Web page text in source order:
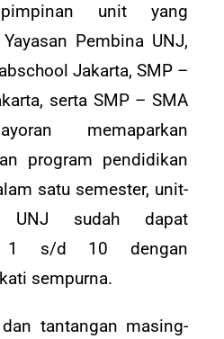
pimpinan unit yang
Pembina UNJ,
Jakarta, SMP –
serta SMP – SMA
memaparkan
program pendidikan
satu semester, unit-
UNJ sudah dapat
1 s/d 10 dengan
sempurna.
tantangan masing-